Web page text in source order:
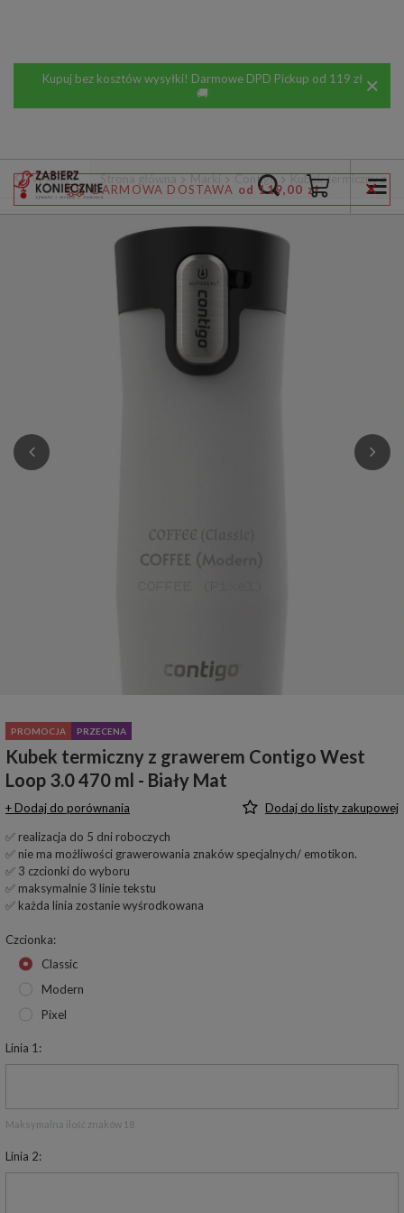
Kupuj bez kosztów wysyłki! Darmowe DPD Pickup od 119 zł
🚚
DARMOWA DOSTAWA od 119,00 zł
Wstecz Strona główna Marki Contigo Kubek termiczny z
PROMOCJA PRZECENA
Kubek termiczny z grawerem Contigo West
Loop 3.0 470 ml - Biały Mat
+ Dodaj do porównania
Dodaj do listy zakupowej
✅ realizacja do 5 dni roboczych
✅ nie ma możliwości grawerowania znaków specjalnych/ emotikon.
✅ 3 czcionki do wyboru
✅ maksymalnie 3 linie tekstu
✅ każda linia zostanie wyśrodkowana
Czcionka
Classic
Modern
Pixel
Linia 1
Maksymalna ilość znaków 18
Linia 2